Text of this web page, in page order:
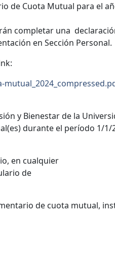
de Cuota Mutual para el
completar una
en Sección Personal.
y Bienestar de la
durante el período 1/1/
en cualquier
de
de cuota mutual,